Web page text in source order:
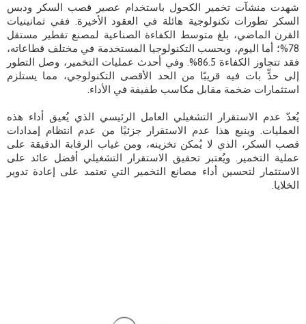
شهدت منشآت تخمير الكحول باستخدام عصير قصب السكر ودبس
السكر تطورات تكنولوجية هائلة في العقود الأخيرة. ففي ثمانينيات
القرن الماضي، بلغ متوسط ​​الكفاءة الصناعية لمصنع تقطير مستقل
78%؛ أما اليوم، وبحسب التكنولوجيا المستخدمة في مختلف قطاعاته،
فقد تتجاوز الكفاءة 86.5%. وفي أحدث عمليات التخمير، وصل التطور
إلى حدٍّ بات فيه قريبًا من الحد الأقصى التكنولوجي، مما يستلزم
استثمارات ضخمة مقابل مكاسب طفيفة في الأداء.
يُعدّ عدم الاستقرار التشغيلي العامل الرئيسي الذي يُعيق أداء هذه
العمليات. وينبع هذا عدم الاستقرار جزئيًا من عدم انتظام إمدادات
قصب السكر، الذي لا يُمكن تخزينه، ومن غياب الرقابة الدقيقة على
عملية التخمير. ويُعتبر تحقيق الاستقرار التشغيلي أفضل عائد على
الاستثمار لتحسين أداء مصانع التخمير التي تعتمد على إعادة تدوير
الخلايا.